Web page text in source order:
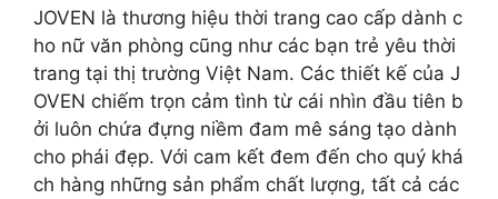
JOVEN là thương hiệu thời trang cao cấp dành c
ho nữ văn phòng cũng như các bạn trẻ yêu thời
trang tại thị trường Việt Nam. Các thiết kế của J
OVEN chiếm trọn cảm tình từ cái nhìn đầu tiên b
ởi luôn chứa đựng niềm đam mê sáng tạo dành
cho phái đẹp. Với cam kết đem đến cho quý khá
ch hàng những sản phẩm chất lượng, tất cả các